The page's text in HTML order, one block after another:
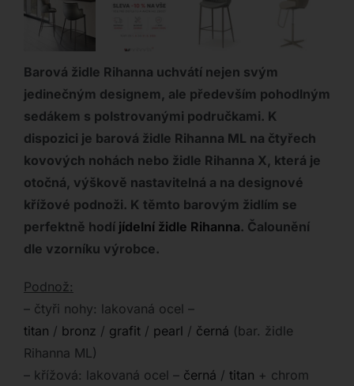
Barová židle Rihanna uchvátí nejen svým
jedinečným designem, ale především pohodlným
sedákem s polstrovanými područkami. K
dispozici je barová židle Rihanna ML na čtyřech
kovových nohách nebo židle Rihanna X, která je
otočná, výškově nastavitelná a na designové
křížové podnoži. K těmto barovým židlím se
perfektně hodí jídelní židle Rihanna. Čalounění
dle vzorníku výrobce.
Podnož:
– čtyři nohy: lakovaná ocel –
titan / bronz / grafit/ pearl / černá (bar. židle
Rihanna ML)
– křížová: lakovaná ocel – černá / titan + chrom